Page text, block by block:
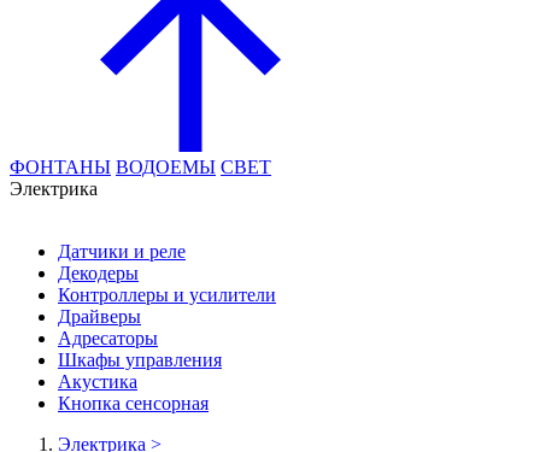
ФОНТАНЫ ВОДОЕМЫ СВЕТ
Электрика
Датчики и реле
Декодеры
Контроллеры и усилители
Драйверы
Адресаторы
Шкафы управления
Акустика
Кнопка сенсорная
Электрика >